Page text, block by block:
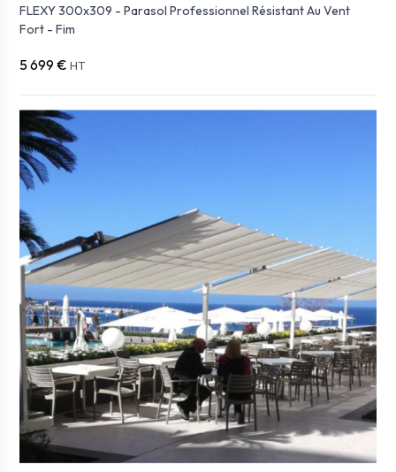
FLEXY 300x309 - Parasol Professionnel Résistant Au Vent
Fort - Fim
5 699 € HT